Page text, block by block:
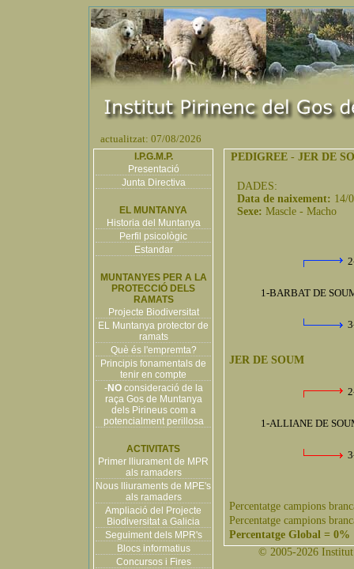
actualitzat: 07/08/2026
I.P.G.M.P.
Presentació
Junta Directiva
EL MUNTANYA
Historia del Muntanya
Perfil psicològic
Estandar
MUNTANYES PER A LA
PROTECCIÓ DELS
RAMATS
Projecte Biodiversitat
EL Muntanya protector de
ramats
Què és l'empremta?
Principis fonamentals de
tenir en compte
-NOconsideració de la
raça Gos de Muntanya
dels Pirineus com a
potencialment perillosa
ACTIVITATS
Primer lliurament de MPR
als ramaders
Nous lliuraments de MPE's
als ramaders
Ampliació del Projecte
Biodiversitat a Galicia
Seguiment dels MPR's
Blocs informatius
Concursos i Fires
PEDIGREE - JER DE
DADES:
Data de naixement: 14/
Sexe: Mascle - Macho
1-BARBAT DE
JER DE SOUM
1-ALLIANE DE
Percentatge campions
Percentatge campions
Percentatge Global = 0%
© 2005-2026 Institut